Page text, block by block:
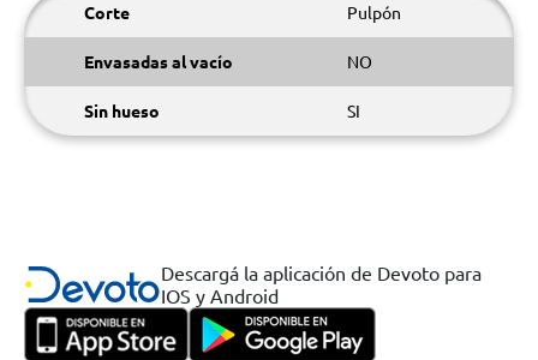
Corte Pulpón
Envasadas al vacío NO
Sin hueso SI
Descargá la aplicación de Devoto para
IOS y Android